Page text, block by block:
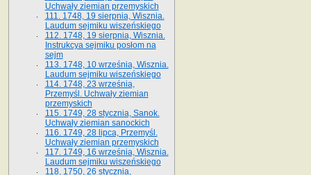
Uchwały ziemian przemyskich
111. 1748, 19 sierpnia, Wisznia.
Laudum sejmiku wiszeńskiego
112. 1748, 19 sierpnia, Wisznia.
Instrukcya sejmiku posłom na
sejm
113. 1748, 10 września, Wisznia.
Laudum sejmiku wiszeńskiego
114. 1748, 23 września,
Przemyśl. Uchwały ziemian
przemyskich
115. 1749, 28 stycznia, Sanok.
Uchwały ziemian sanockich
116. 1749, 28 lipca, Przemyśl.
Uchwały ziemian przemyskich
117. 1749, 16 września, Wisznia.
Laudum sejmiku wiszeńskiego
118. 1750, 26 stycznia,